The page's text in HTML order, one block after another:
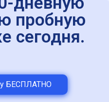
пробную
сегодня.
БЕСПЛАТНО